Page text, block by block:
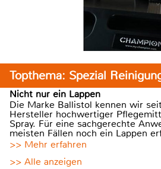
Topthema: Spezial
Nicht nur ein Lappen
Die Marke Ballistol kennen wir
Hersteller hochwertiger
Spray. Für eine sachgerechte
meisten Fällen noch ein Lappen
>> Mehr erfahren
>> Alle anzeigen